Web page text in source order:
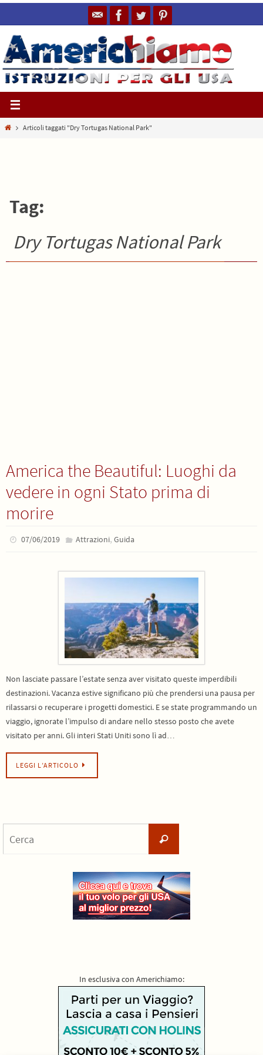
al
contenuto
HomeArticoli taggati "Dry Tortugas National Park"
Tag:
Dry Tortugas National Park
America the Beautiful: Luoghi da
vedere in ogni Stato prima di
morire
07/06/2019 Attrazioni, Guida
Non lasciate passare l’estate senza aver visitato queste imperdibili
destinazioni. Vacanza estive significano più che prendersi una pausa per
rilassarsi o recuperare i progetti domestici. E se state programmando un
viaggio, ignorate l’impulso di andare nello stesso posto che avete
visitato per anni. Gli interi Stati Uniti sono lì ad…
LEGGI L’ARTICOLO
Cerca
In esclusiva con Americhiamo: